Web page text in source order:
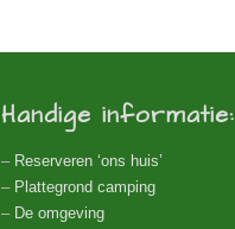
Handige informatie:
– Reserveren ‘ons huis’
– Plattegrond camping
– De omgeving